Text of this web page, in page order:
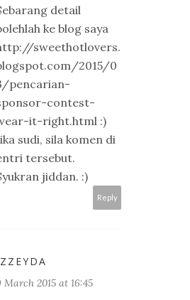
detail
ke blog saya
sweethotlovers.
2015/0
pencarian-
contest-
it-right.html :)
sudi, sila komen di
tersebut.
jiddan. :)
Reply
March 2015 at 16:45